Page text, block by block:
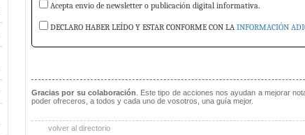
Acepta envio de newsletter o publicación digital informativa.
DECLARO HABER LEÍDO Y ESTAR CONFORME CON LA INFORMACIÓN
Gracias por su colaboración . Este tipo de acciones nos ayudan a mejorar
poder ofreceros, a todos y cada uno de vosotros, una guía mejor.
volver al directorio